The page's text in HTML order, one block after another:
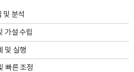
및 분석
가설 수립
및 실행
빠른 조정